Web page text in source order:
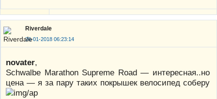
Riverdale
26-01-2018 06:23:14
novater,
Schwalbe Marathon Supreme Road — интересная..но
цена — я за пару таких покрышек велосипед соберу